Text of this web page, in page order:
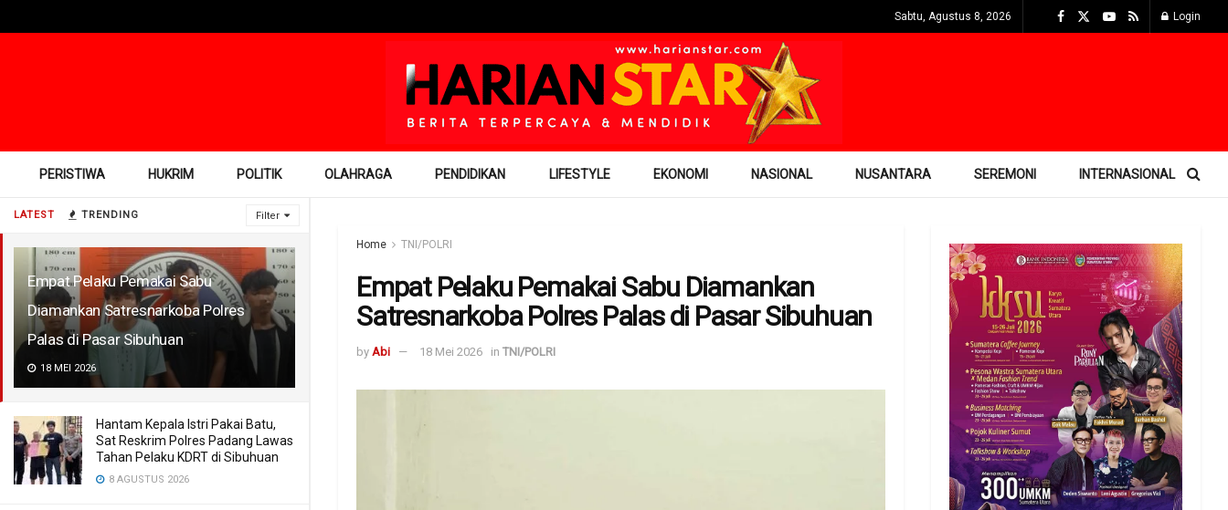
LATEST TRENDING Filter
Empat Pelaku Pemakai Sabu
Diamankan Satresnarkoba Polres
Palas di Pasar Sibuhuan
18 MEI 2026
Hantam Kepala Istri Pakai Batu,
Sat Reskrim Polres Padang Lawas
Tahan Pelaku KDRT di Sibuhuan
8 AGUSTUS 2026
Sabtu, Agustus 8, 2026 Login
PERISTIWA HUKRIM POLITIK OLAHRAGA PENDIDIKAN LIFESTYLE EKONOMI NASIONAL NUSANTARA SEREMONI INTERNASIONAL
Home TNI/POLRI
Empat Pelaku Pemakai Sabu Diamankan
Satresnarkoba Polres Palas di Pasar Sibuhuan
by Abi 18 Mei 2026 in TNI/POLRI